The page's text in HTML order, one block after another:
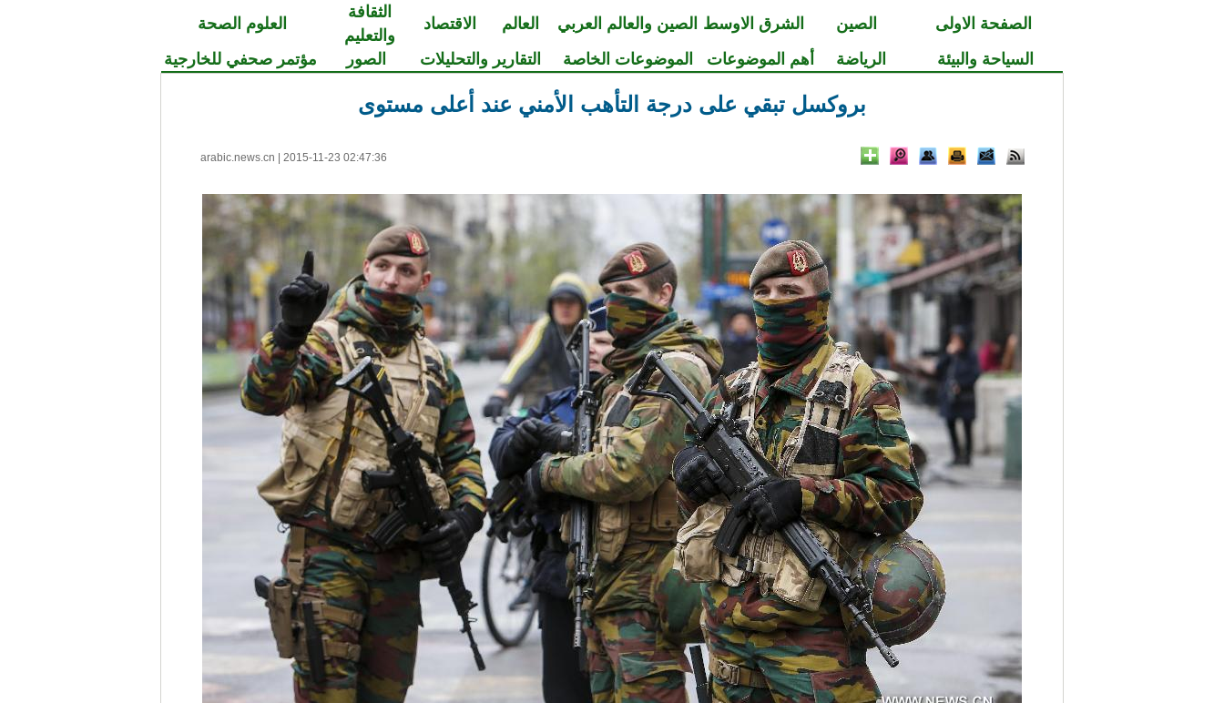
الصفحة الاولى الصين الشرق الاوسط الصين والعالم العربي العالم الاقتصاد
الثقافة
والتعليم
العلوم الصحة
السياحة والبيئة
الرياضة أهم الموضوعات الموضوعات الخاصة التقارير والتحليلات الصور مؤتمر صحفي للخارجية
بروكسل تبقي على درجة التأهب الأمني عند أعلى مستوى
arabic.news.cn 2015-11-23 02:47:36